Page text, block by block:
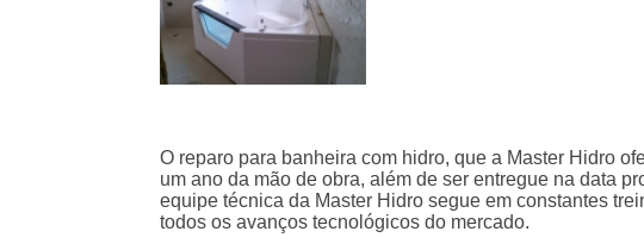
O reparo para banheira com hidro, que a Master Hidro
um ano da mão de obra, além de ser entregue na data
equipe técnica da Master Hidro segue em constantes
todos os avanços tecnológicos do mercado.